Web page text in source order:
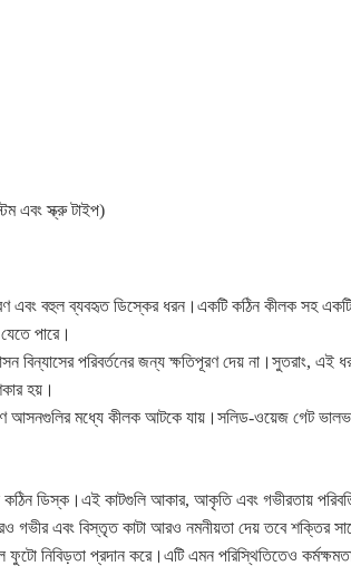
এবং স্ক্রু টাইপ)
এবং বহুল ব্যবহৃত ডিস্কের ধরন।একটি কঠিন কীলক সহ
পারে।
বিন্যাসের পরিবর্তনের জন্য ক্ষতিপূরণ দেয় না।সুতরাং,
হয়।
আসনগুলির মধ্যে কীলক আটকে যায়।সলিড-ওয়েজ গেট
কঠিন ডিস্ক।এই কাটগুলি আকার, আকৃতি এবং গভীরতায়
গভীর এবং বিস্তৃত কাটা আরও নমনীয়তা দেয় তবে শক্তির
নিবিড়তা প্রদান করে।এটি এমন পরিস্থিতিতেও